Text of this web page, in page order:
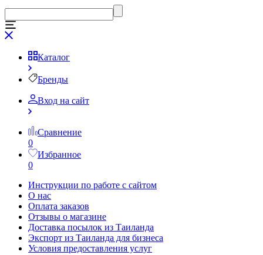
Каталог
Бренды
Вход на сайт
Сравнение
0
Избранное
0
Инструкции по работе с сайтом
О нас
Оплата заказов
Отзывы о магазине
Доставка посылок из Таиланда
Экспорт из Таиланда для бизнеса
Условия предоставления услуг